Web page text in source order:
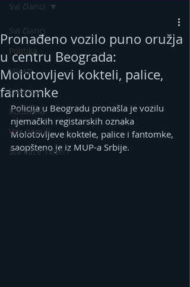
Svi članci
Politika
Vijesti
Intervju
Kolumna
Vox populi
Šta kaže Tviter?
Svi članci
Pronađeno vozilo puno oružja
u centru Beograda:
Molotovljevi kokteli, palice,
fantomke
Policija u Beogradu pronašla je vozilu
njemačkih registarskih oznaka
Molotovljeve koktele, palice i fantomke,
saopšteno je iz MUP-a Srbije.